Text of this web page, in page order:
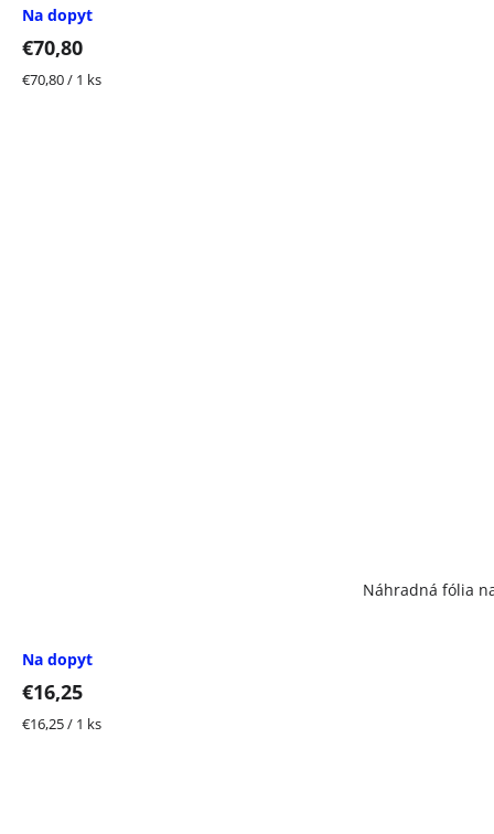
Na dopyt
€70,80
Jednotková
€70,80 / 1 ks
Náhradná fólia
Na dopyt
€16,25
Jednotková
€16,25 / 1 ks